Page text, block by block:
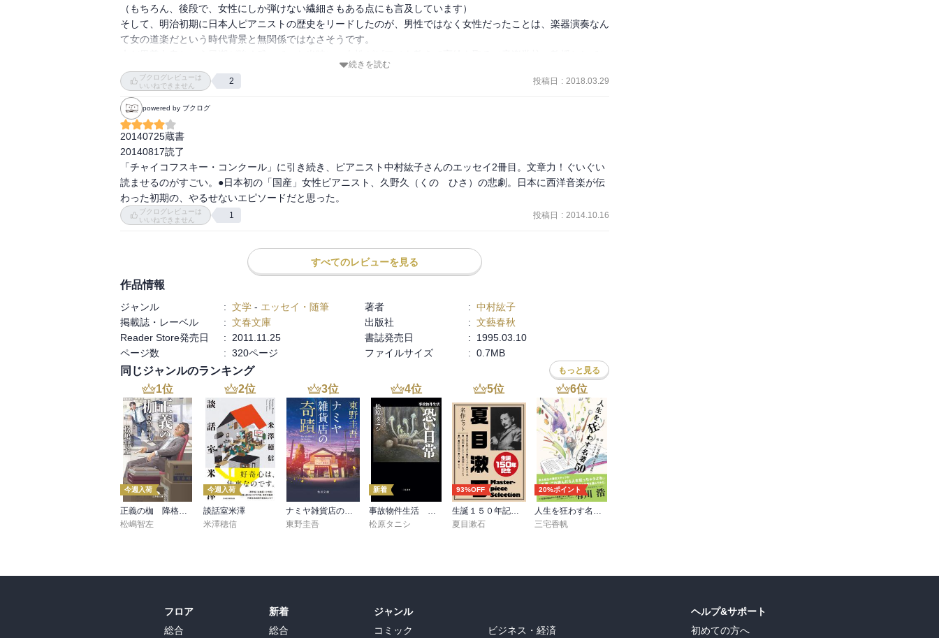
（もちろん、後段で、女性にしか弾けない繊細さもある点にも言及しています）
そして、明治初期に日本人ピアニストの歴史をリードしたのが、男性ではなく女性だったことは、楽器演奏なん
て女の道楽だという時代背景と無関係ではなさそうです。
こと自体が嫉妬と羨望の眼差しで、決して暖かく迎え入れられたわけではなかったのでしょう。
さらに、やっと西洋の文明開化の音がし始めたころですので、洋楽器であるピアノが本来どんな弾き方をしてど
んな音色を出すのかという最高のお手本がないまま、ほとんど独学（海外からピアノの先生を招きましたが二流
でした）と激しい練習のみで物にせざるを得ません。
特に、初めてヨーロッパにわたって自身の努力が報われなかったと悟り、投身自殺した久野久は、１５歳でピア
ノをはじめるという晩学を血のにじむ努力だけで補ってきただけに、その努力がまるで意味がなかったことを認
めることは自分の人生を全否定された心境だったのでしょう。
そして、天が二物を与えたアイリーン・ジョイス（美貌で女優になった）、パデレフスキー（カリスマ性でポー
ランド首相になった）の話も面白かった。
性豪でもあったバッハ、ホロビッツやラフマニノフの奇行、天才児としてデビューしながら消えていった人たち
などの様々なエピソードを交えて、飽きさせません。
続きを読む
ブクログレビューは
いいねできません
2 投稿日 : 2018.03.29
powered by ブクログ
20140725蔵書
20140817読了
「チャイコフスキー・コンクール」に引き続き、ピアニスト中村紘子さんのエッセイ2冊目。文章力！ぐいぐい
読ませるのがすごい。●日本初の「国産」女性ピアニスト、久野久（くの　ひさ）の悲劇。日本に西洋音楽が伝
わった初期の、やるせないエピソードだと思った。
ブクログレビューは
いいねできません
1 投稿日 : 2014.10.16
すべてのレビューを見る
作品情報
ジャンル : 文学 - エッセイ・随筆 著者 : 中村紘子
掲載誌・レーベル
: 文春文庫 出版社 : 文藝春秋
Reader Store発売日
: 2011.11.25 書誌発売日 :
1995.03.10
ページ数
: 320ページ ファイルサイズ : 0.7MB
同じジャンルのランキング もっと見る
1位
今週入荷
正義の枷 降格刑事2
松嶋智左
2位
今週入荷
談話室米澤
米澤穂信
3位
ナミヤ雑貨店の奇蹟
東野圭吾
4位
新着
事故物件生活 恐い日常
松原タニシ
5位
93%OFF
生誕１５０年記念 夏目漱石 名作セット
夏目漱石
6位
20%ポイント
人生を狂わす名著50
三宅香帆
フロア
総合
新着
総合
ジャンル
コミック
ビジネス・経済
ヘルプ&サポート
初めての方へ